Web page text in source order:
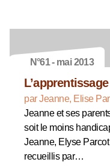
N°61 - mai 2013
par Jeanne, Elise
Jeanne et ses
soit le moins
Jeanne, Elyse
recueillis par…